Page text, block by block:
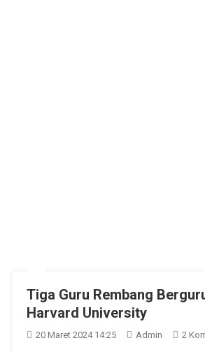
Tiga Guru Rembang
Harvard University
20 Maret 2024 14:25 Admin 2